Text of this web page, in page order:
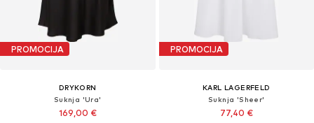
PROMOCIJA
DRYKORN
Suknja 'Ura'
169,00 €
PROMOCIJA
KARL LAGERFELD
Suknja 'Sheer'
77,40 €